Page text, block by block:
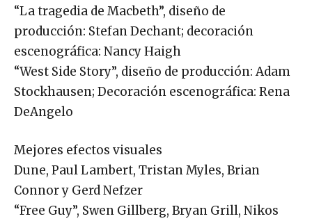
“La tragedia de Macbeth”, diseño de
producción: Stefan Dechant; decoración
escenográfica: Nancy Haigh
“West Side Story”, diseño de producción: Adam
Stockhausen; Decoración escenográfica: Rena
DeAngelo
Mejores efectos visuales
Dune, Paul Lambert, Tristan Myles, Brian
Connor y Gerd Nefzer
“Free Guy”, Swen Gillberg, Bryan Grill, Nikos